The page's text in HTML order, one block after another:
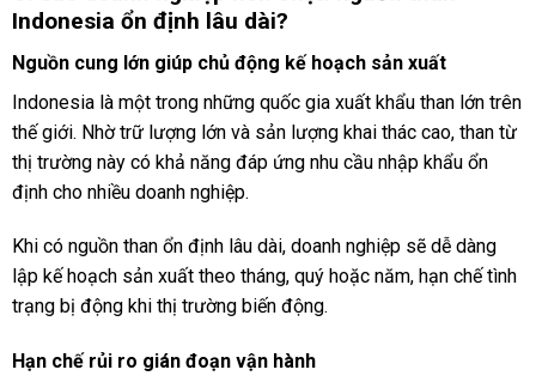
Indonesia ổn định lâu dài?
Nguồn cung lớn giúp chủ động kế hoạch sản xuất
Indonesia là một trong những quốc gia xuất khẩu than lớn trên
thế giới. Nhờ trữ lượng lớn và sản lượng khai thác cao, than từ
thị trường này có khả năng đáp ứng nhu cầu nhập khẩu ổn
định cho nhiều doanh nghiệp.
Khi có nguồn than ổn định lâu dài, doanh nghiệp sẽ dễ dàng
lập kế hoạch sản xuất theo tháng, quý hoặc năm, hạn chế tình
trạng bị động khi thị trường biến động.
Hạn chế rủi ro gián đoạn vận hành